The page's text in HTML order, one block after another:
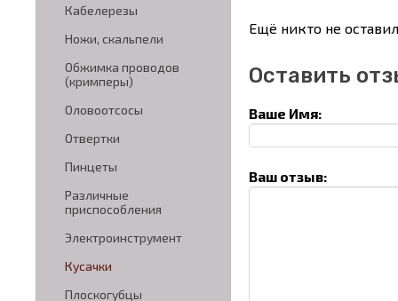
Кабелерезы
Ножи, скальпели
Обжимка проводов
(кримперы)
Оловоотсосы
Отвертки
Пинцеты
Различные
приспособления
Электроинструмент
Кусачки
Плоскогубцы
Ещё никто не
Оставить
Ваше Имя:
Ваш отзыв: